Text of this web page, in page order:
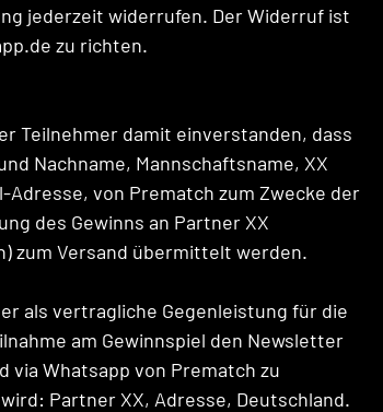
jederzeit widerrufen. Der Widerruf ist
zu richten.
Teilnehmer damit einverstanden, dass
Nachname, Mannschaftsname, XX
Adresse, von Prematch zum Zwecke der
des Gewinns an Partner XX
zum Versand übermittelt werden.
als vertragliche Gegenleistung für die
am Gewinnspiel den Newsletter
Whatsapp von Prematch zu
Partner XX, Adresse, Deutschland.